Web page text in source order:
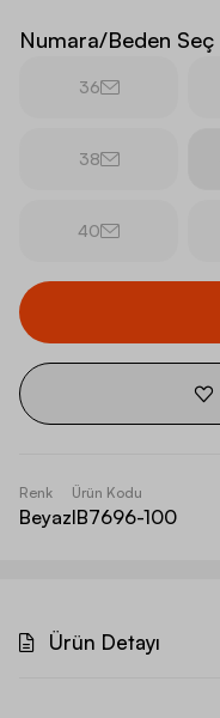
Numara/Beden Seç
36
38
40
Renk
Beyaz
Ürün Kodu
IB7696-100
Ürün Detayı